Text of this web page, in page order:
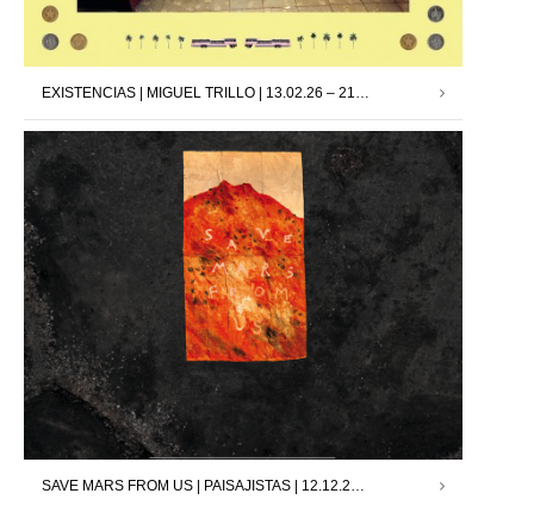
EXISTENCIAS | MIGUEL TRILLO | 13.02.26 – 21.03.26
SAVE MARS FROM US | PAISAJISTAS | 12.12.25 – 24.01.26